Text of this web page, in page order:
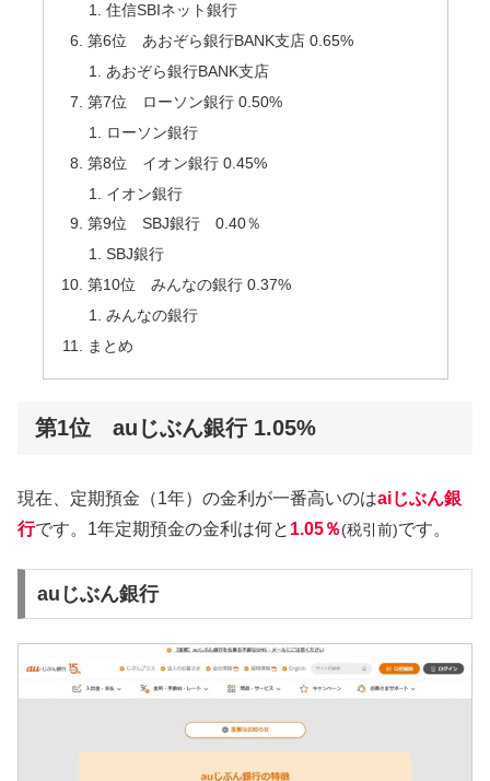
住信SBIネット銀行
第6位 あおぞら銀行BANK支店 0.65%
あおぞら銀行BANK支店
第7位 ローソン銀行 0.50%
ローソン銀行
第8位 イオン銀行 0.45%
イオン銀行
第9位 SBJ銀行 0.40％
SBJ銀行
第10位 みんなの銀行 0.37%
みんなの銀行
まとめ
第1位 auじぶん銀行 1.05%
現在、定期預金（1年）の金利が一番高いのはaiじぶん銀
行です。1年定期預金の金利は何と 1.05％(税引前)です。
auじぶん銀行